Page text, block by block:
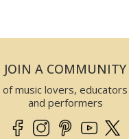
JOIN A COMMUNITY
of music lovers, educators
and performers